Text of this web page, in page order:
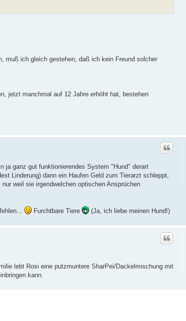
muß ich gleich gestehen, daß ich kein Freund solcher
jetzt manchmal auf 12 Jahre erhöht hat, bestehen
ja ganz gut funktionierendes System "Hund" derart
Linderung) dann ein Haufen Geld zum Tierarzt schleppt,
weil sie irgendwelchen optischen Ansprüchen
Furchtbare Tiere (Ja, ich liebe meinen Hund!)
lebt Rosi eine putzmuntere SharPei/Dackelmischung mit
kann.